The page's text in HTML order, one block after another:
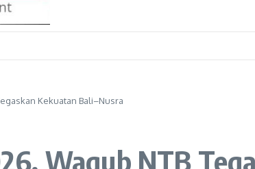
Kekuatan Bali–Nusra
Wagub NTB